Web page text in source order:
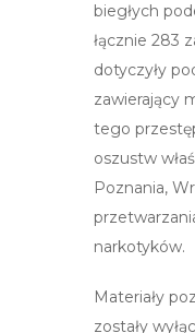
biegłych
łącznie 283
dotyczyły
zawierający
tego
oszustw
Poznania,
narkotyków.
Materiały
zostały